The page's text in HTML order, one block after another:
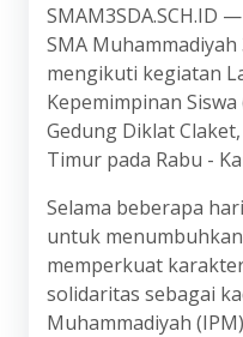
SMAM3SDA.SCH.ID
SMA
mengikuti kegiatan
Kepemimpinan
Gedung Diklat
Timur pada Rabu -
Selama beberapa
untuk
memperkuat
solidaritas sebagai
Muhammadiyah